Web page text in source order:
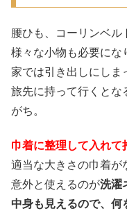
腰ひも、コーリンベル
様々な小物も必要にな
家では引き出しにしま
旅先に持って行くとな
がち。
巾着に整理して入れて
適当な大きさの巾着が
意外と使えるのが洗濯
中身も見えるので、何